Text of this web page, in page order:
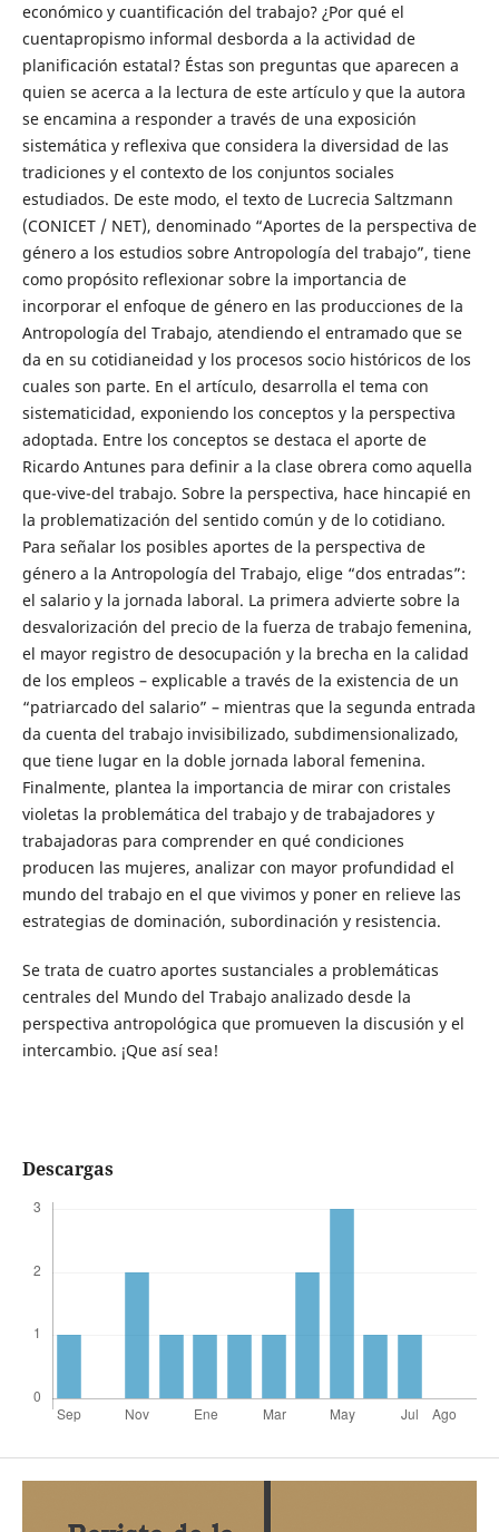
económico y cuantificación del trabajo? ¿Por qué el
cuentapropismo informal desborda a la actividad de
planificación estatal? Éstas son preguntas que aparecen a
quien se acerca a la lectura de este artículo y que la autora
se encamina a responder a través de una exposición
sistemática y reflexiva que considera la diversidad de las
tradiciones y el contexto de los conjuntos sociales
estudiados. De este modo, el texto de Lucrecia Saltzmann
(CONICET / NET), denominado “Aportes de la perspectiva de
género a los estudios sobre Antropología del trabajo”, tiene
como propósito reflexionar sobre la importancia de
incorporar el enfoque de género en las producciones de la
Antropología del Trabajo, atendiendo el entramado que se
da en su cotidianeidad y los procesos socio históricos de los
cuales son parte. En el artículo, desarrolla el tema con
sistematicidad, exponiendo los conceptos y la perspectiva
adoptada. Entre los conceptos se destaca el aporte de
Ricardo Antunes para definir a la clase obrera como aquella
que-vive-del trabajo. Sobre la perspectiva, hace hincapié en
la problematización del sentido común y de lo cotidiano.
Para señalar los posibles aportes de la perspectiva de
género a la Antropología del Trabajo, elige “dos entradas”:
el salario y la jornada laboral. La primera advierte sobre la
desvalorización del precio de la fuerza de trabajo femenina,
el mayor registro de desocupación y la brecha en la calidad
de los empleos – explicable a través de la existencia de un
“patriarcado del salario” – mientras que la segunda entrada
da cuenta del trabajo invisibilizado, subdimensionalizado,
que tiene lugar en la doble jornada laboral femenina.
Finalmente, plantea la importancia de mirar con cristales
violetas la problemática del trabajo y de trabajadores y
trabajadoras para comprender en qué condiciones
producen las mujeres, analizar con mayor profundidad el
mundo del trabajo en el que vivimos y poner en relieve las
estrategias de dominación, subordinación y resistencia.
Se trata de cuatro aportes sustanciales a problemáticas
centrales del Mundo del Trabajo analizado desde la
perspectiva antropológica que promueven la discusión y el
intercambio. ¡Que así sea!
Descargas